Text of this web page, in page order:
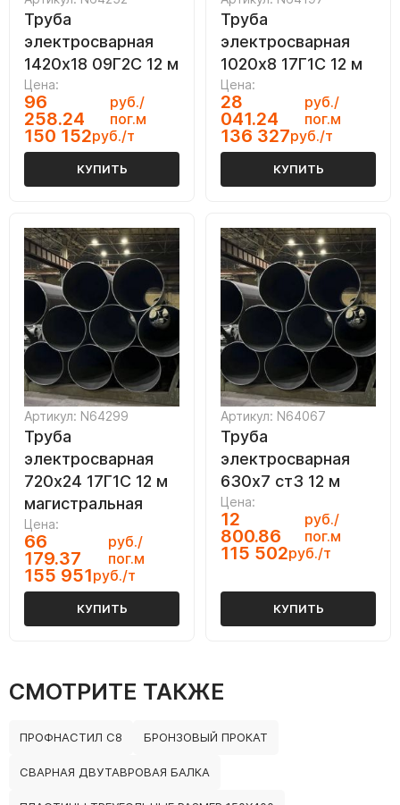
Труба
электросварная
1420х18 09Г2С 12 м
Цена:
96
258.24
руб./
пог.м
150 152руб./т
КУПИТЬ
Труба
электросварная
1020х8 17Г1С 12 м
Цена:
28
041.24
руб./
пог.м
136 327руб./т
КУПИТЬ
Артикул: N64299
Труба
электросварная
720х24 17Г1С 12 м
магистральная
Цена:
66
179.37
руб./
пог.м
155 951руб./т
КУПИТЬ
Артикул: N64067
Труба
электросварная
630х7 ст3 12 м
Цена:
12
800.86
руб./
пог.м
115 502руб./т
КУПИТЬ
СМОТРИТЕ ТАКЖЕ
ПРОФНАСТИЛ С8 БРОНЗОВЫЙ ПРОКАТ
СВАРНАЯ ДВУТАВРОВАЯ БАЛКА